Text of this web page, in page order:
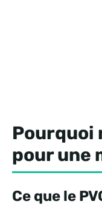
Pourquoi
pour une
Ce que le